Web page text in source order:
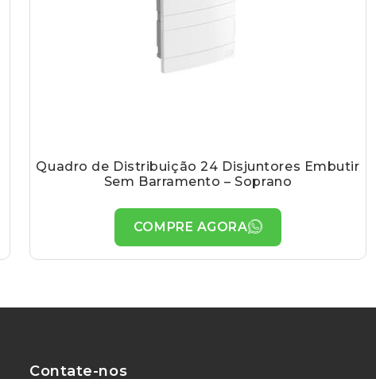
Quadro de Distribuição 24 Disjuntores Embutir
Sem Barramento – Soprano
COMPRE AGORA
Contate-nos